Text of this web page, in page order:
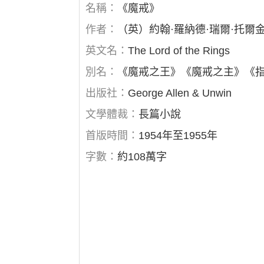
名稱：
《魔戒》
作者：
（英）約翰·羅納德·瑞爾·托爾
英文名：The Lord of the Rings
別名：
《魔戒之王》《魔戒之主》《
出版社： George Allen & Unwin
文學體裁： 長篇小說
首版時間： 1954年至1955年
字數： 約108萬字